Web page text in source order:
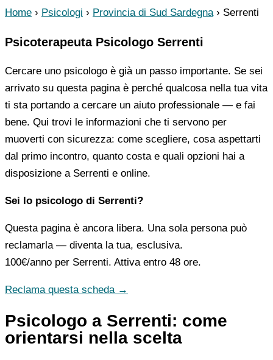
Home › Psicologi › Provincia di Sud Sardegna › Serrenti
Psicoterapeuta Psicologo Serrenti
Cercare uno psicologo è già un passo importante. Se sei
arrivato su questa pagina è perché qualcosa nella tua vita
ti sta portando a cercare un aiuto professionale — e fai
bene. Qui trovi le informazioni che ti servono per
muoverti con sicurezza: come scegliere, cosa aspettarti
dal primo incontro, quanto costa e quali opzioni hai a
disposizione a Serrenti e online.
Sei lo psicologo di Serrenti?
Questa pagina è ancora libera. Una sola persona può
reclamarla — diventa la tua, esclusiva.
100€/anno per Serrenti. Attiva entro 48 ore.
Reclama questa scheda →
Psicologo a Serrenti: come
orientarsi nella scelta